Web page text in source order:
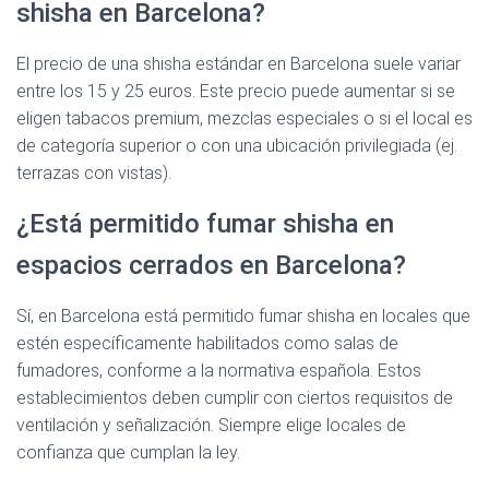
shisha en Barcelona?
El precio de una shisha estándar en Barcelona suele variar
entre los 15 y 25 euros. Este precio puede aumentar si se
eligen tabacos premium, mezclas especiales o si el local es
de categoría superior o con una ubicación privilegiada (ej.
terrazas con vistas).
¿Está permitido fumar shisha en
espacios cerrados en Barcelona?
Sí, en Barcelona está permitido fumar shisha en locales que
estén específicamente habilitados como salas de
fumadores, conforme a la normativa española. Estos
establecimientos deben cumplir con ciertos requisitos de
ventilación y señalización. Siempre elige locales de
confianza que cumplan la ley.